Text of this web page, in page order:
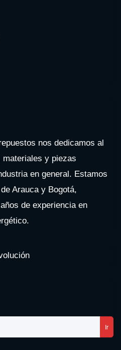
nos dedicamos al
y piezas
en general. Estamos
Arauca y Bogotá,
de experiencia en
Ir